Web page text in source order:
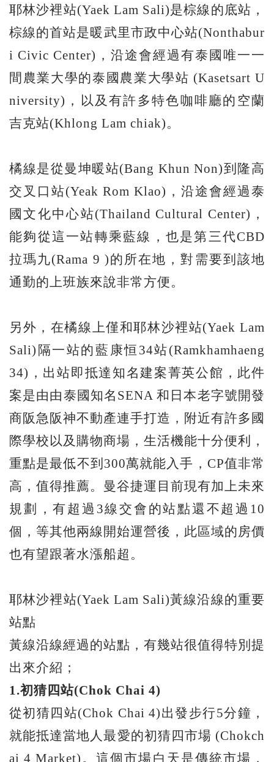
耶林沙裡站(Yaek Lam Sali)是棕線的底站，
棕線的首站是暖武里市政中心站(Nonthabur
i Civic Center)，沿途會經過有泰國唯一一
間農業大學的泰國農業大學站 (Kasetsart U
niversity)，以及有許多特色咖啡廳的空蘭
吉克站(Khlong Lam chiak)。
橘線是從曼坤暖站(Bang Khun Non)到隆高
交叉口站(Yeak Rom Klao)，沿途會經過泰
國文化中心站(Thailand Cultural Center)，
能夠從這一站轉乘藍線，也是第三代CBD
拉瑪九(Rama 9 )的所在地，對需要到該地
通勤的上班族來說非常方便。
另外，在橘線上僅和耶林沙裡站(Yaek Lam
Sali)隔一站的藍康恒34站(Ramkhamhaeng
34)，出站即抵達知名建案菁英公館，此件
案是由由泰國知名SENA 和日本老字號開發
商阪急阪神不動產連手打造，附近有許多國
際學校以及購物商場，生活機能十分便利，
重點是最低不到300萬就能入手，CP值非常
高，值得推薦。曼谷捷運目前現有加上未來
規劃，有超過3線交會的站點還不超過10
個，等其他兩線開始運營後，此區域的房價
也有望跟著水漲船超。
耶林沙裡站(Yaek Lam Sali)黃線沿線的重要
站點
黃線沿線經過的站點，有幾站很值得特別提
出來介紹；
1.初猜四站(Chok Chai 4)
從初猜四站(Chok Chai 4)出發步行5分鐘，
就能抵達當地人最愛的初猜四市場 (Chokch
ai 4 Market)。這個市場白天是傳統市場，